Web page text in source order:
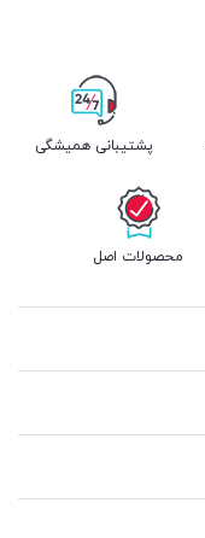
پشتیبانی همیشگی
محصولات اصل